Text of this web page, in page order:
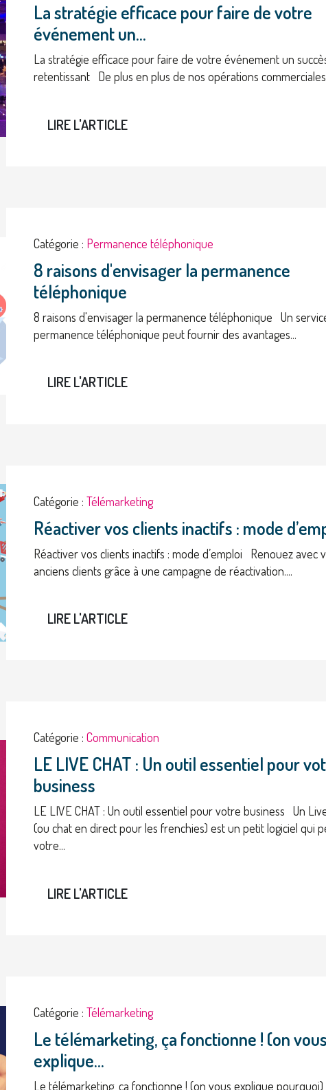
La stratégie efficace pour faire de votre
événement un...
La stratégie efficace pour faire de votre événement un
retentissant De plus en plus de nos opérations
LIRE L'ARTICLE
Catégorie : Permanence téléphonique
8 raisons d'envisager la permanence
téléphonique
8 raisons d'envisager la permanence téléphonique Un
permanence téléphonique peut fournir des avantages...
LIRE L'ARTICLE
Catégorie :Télémarketing
Réactiver vos clients inactifs : mode
Réactiver vos clients inactifs : mode d’emploi Renouez avec
anciens clients grâce à une campagne de réactivation....
LIRE L'ARTICLE
Catégorie :Communication
LE LIVE CHAT : Un outil essentiel pour
business
LE LIVE CHAT : Un outil essentiel pour votre business Un
(ou chat en direct pour les frenchies) est un petit logiciel qui
votre...
LIRE L'ARTICLE
Catégorie :Télémarketing
Le télémarketing, ça fonctionne ! (on
explique...
Le télémarketing, ça fonctionne ! (on vous explique